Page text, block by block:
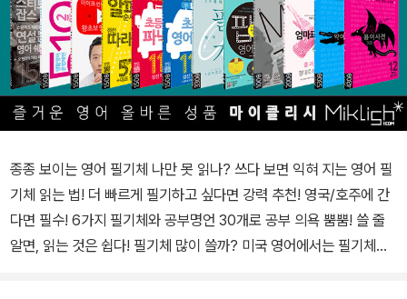
종종 보이는 영어 필기체 나만 못 읽나? 쓰다 보면 익혀 지는 영어 필
기체 읽는 법! 더 빠르게 필기하고 싶다면 강력 추천! 영국/호주에 간
다면 필수! 6가지 필기체와 공부명언 30개로 공부 의욕 뿜뿜! 쓸 줄
알면, 읽는 것은 쉽다! 필기체 많이 쓸까? 미국 영어에서는 필기체를